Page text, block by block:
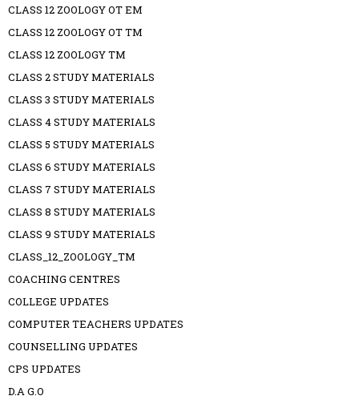
CLASS 12 ZOOLOGY OT EM
CLASS 12 ZOOLOGY OT TM
CLASS 12 ZOOLOGY TM
CLASS 2 STUDY MATERIALS
CLASS 3 STUDY MATERIALS
CLASS 4 STUDY MATERIALS
CLASS 5 STUDY MATERIALS
CLASS 6 STUDY MATERIALS
CLASS 7 STUDY MATERIALS
CLASS 8 STUDY MATERIALS
CLASS 9 STUDY MATERIALS
CLASS_12_ZOOLOGY_TM
COACHING CENTRES
COLLEGE UPDATES
COMPUTER TEACHERS UPDATES
COUNSELLING UPDATES
CPS UPDATES
D.A G.O